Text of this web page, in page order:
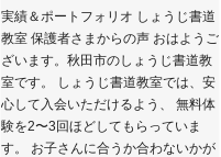
実績＆ポートフォリオ しょうじ書道
教室 保護者さまからの声 おはようご
ざいます。秋田市のしょうじ書道教
室です。 しょうじ書道教室では、安
心して入会いただけるよう、 無料体
験を2〜3回ほどしてもらっていま
す。 お子さんに合うか合わないかが